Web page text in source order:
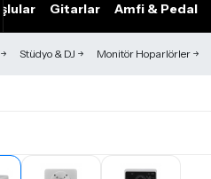
Gitarlar Amfi & Pedal
Stüdyo & DJ Monitör Hoparlörler